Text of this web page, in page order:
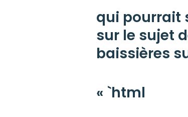
qui pourrait
sur le sujet
baissières
« `html